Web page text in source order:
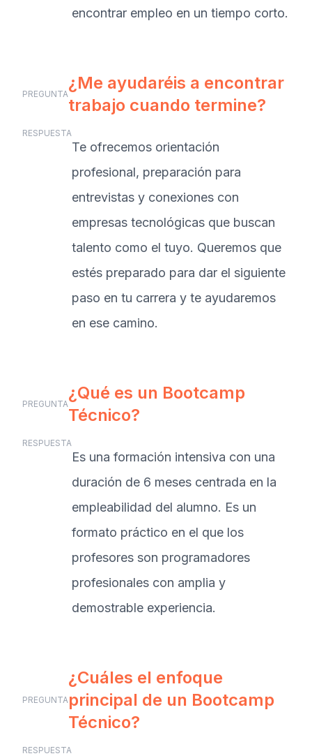
encontrar empleo en un tiempo corto.
PREGUNTA
¿Me ayudaréis a encontrar
trabajo cuando termine?
RESPUESTA
Te ofrecemos orientación
profesional, preparación para
entrevistas y conexiones con
empresas tecnológicas que buscan
talento como el tuyo. Queremos que
estés preparado para dar el siguiente
paso en tu carrera y te ayudaremos
en ese camino.
PREGUNTA
¿Qué es un Bootcamp
Técnico?
RESPUESTA
Es una formación intensiva con una
duración de 6 meses centrada en la
empleabilidad del alumno. Es un
formato práctico en el que los
profesores son programadores
profesionales con amplia y
demostrable experiencia.
PREGUNTA
¿Cuáles el enfoque
principal de un Bootcamp
Técnico?
RESPUESTA